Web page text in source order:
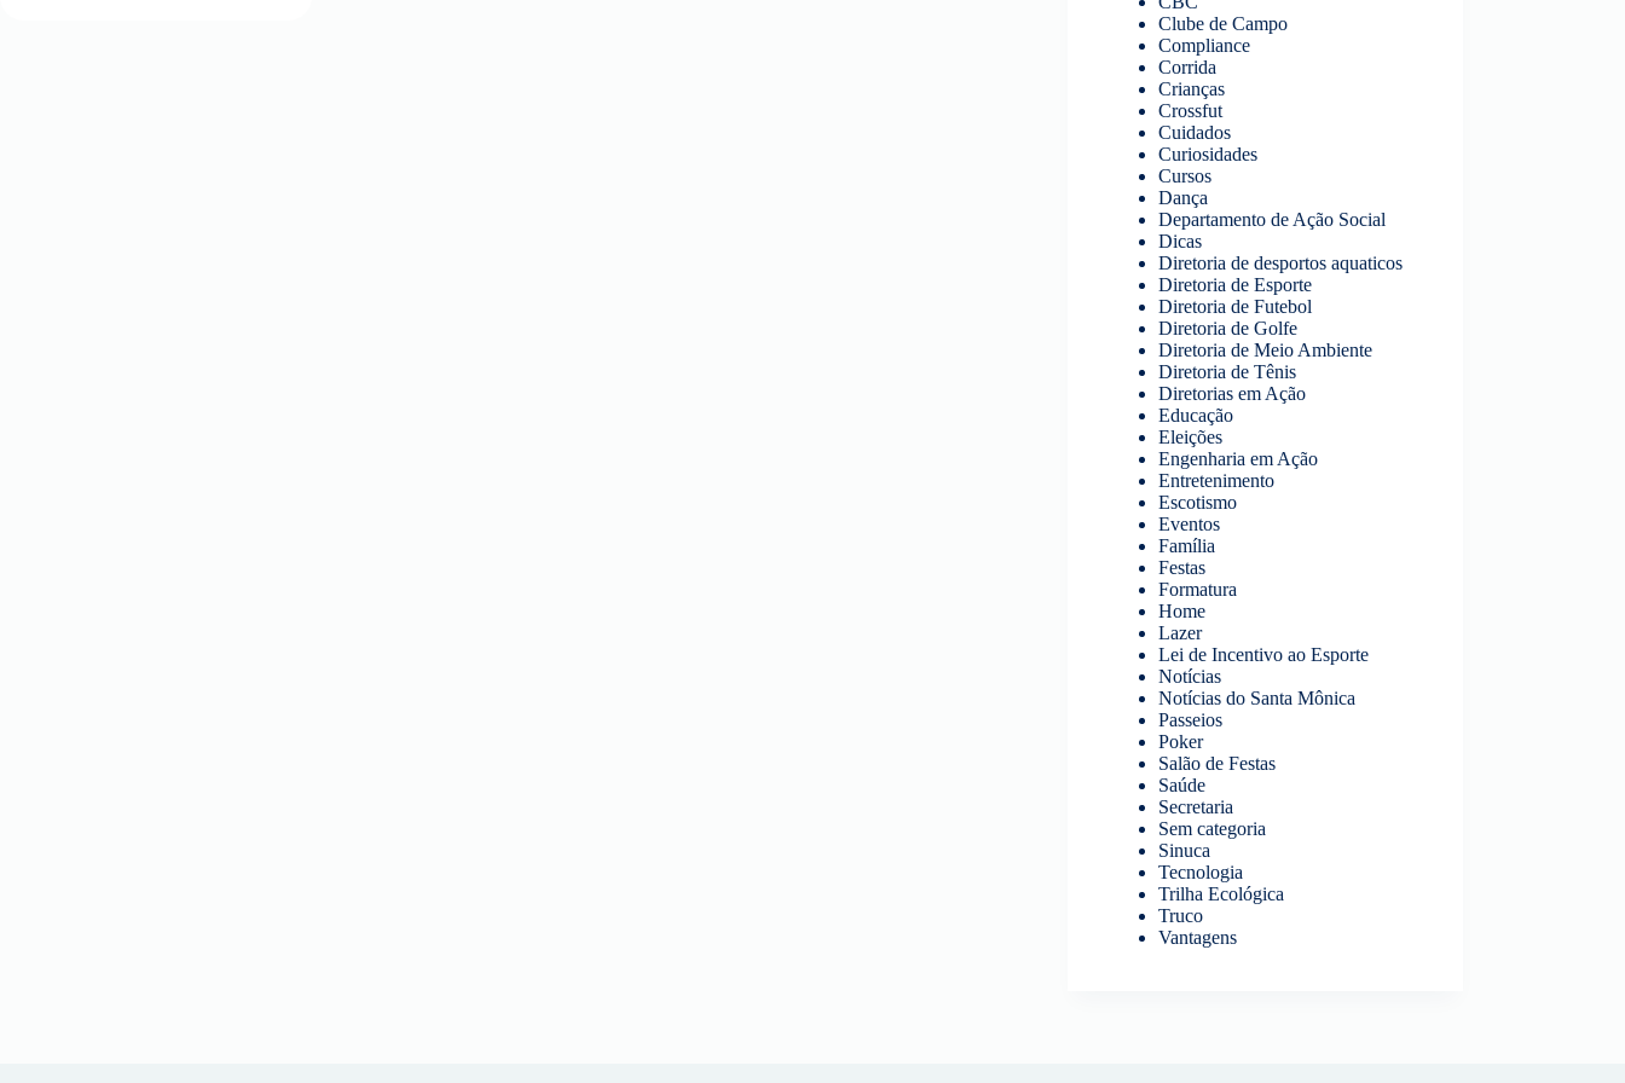
Clube de Campo
Compliance
Corrida
Crianças
Crossfut
Cuidados
Curiosidades
Cursos
Dança
Departamento de Ação Social
Dicas
Diretoria de desportos aquaticos
Diretoria de Esporte
Diretoria de Futebol
Diretoria de Golfe
Diretoria de Meio Ambiente
Diretoria de Tênis
Diretorias em Ação
Educação
Eleições
Engenharia em Ação
Entretenimento
Escotismo
Eventos
Família
Festas
Formatura
Home
Lazer
Lei de Incentivo ao Esporte
Notícias
Notícias do Santa Mônica
Passeios
Poker
Salão de Festas
Saúde
Secretaria
Sem categoria
Sinuca
Tecnologia
Trilha Ecológica
Truco
Vantagens